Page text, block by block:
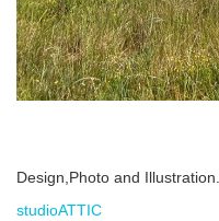
Design,Photo and Illustration.
studioATTIC